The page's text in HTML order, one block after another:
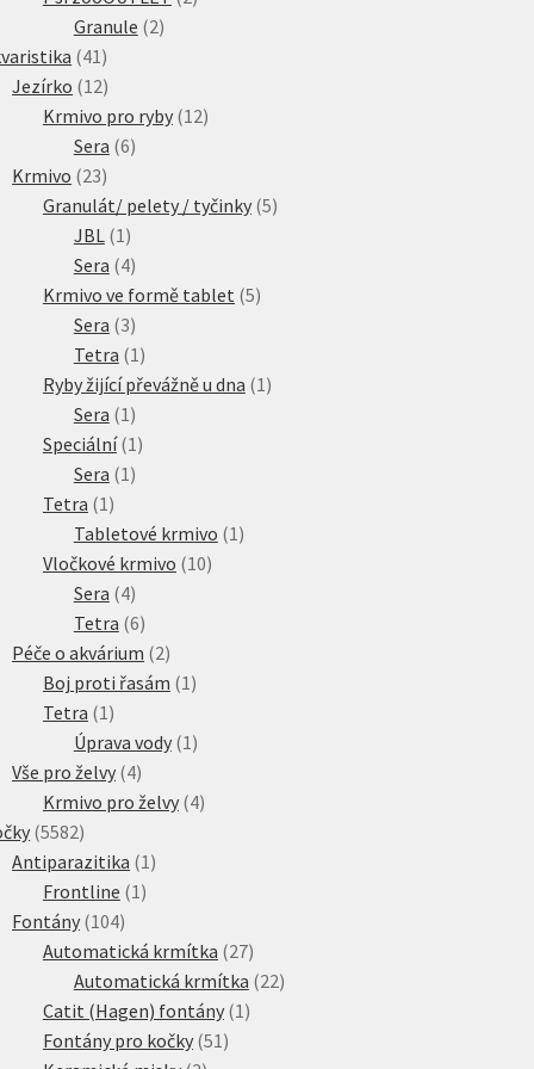
Granule 22
41 41
produktů
Jezírko 1212
produktů
Krmivo pro ryby 1212
Sera 66
Krmivo 2323
produktů
Granulát/ pelety / tyčinky 55
JBL 1 1
produkt
Sera 44
produkty
Krmivo ve formě tablet 55
Sera 33
produkty
Tetra 1 1
produkt
Ryby žijící převážně u dna 1 1
Sera 1 1
produkt
Speciální 1 1
Sera 1 1
Tetra 1 1
produkt
Tabletové krmivo 1 1
Vločkové krmivo 1010
Sera 44
produkty
Tetra 66
produktů
Péče o akvárium 22
produkty
Boj proti řasám 1 1
Tetra 1 1
produkt
Úprava vody 1 1
Vše pro želvy 44
produkty
Krmivo pro želvy 44
55825582
produktů
Antiparazitika 1 1
Frontline 1 1
Fontány 104104
produktů
Automatická krmítka 2727
produktů
Automatická krmítka 2222
Catit (Hagen) fontány 1 1
Fontány pro kočky 51 51